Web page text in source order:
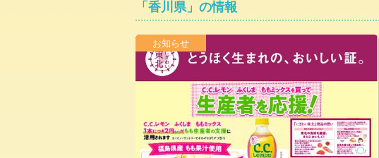
「香川県」の情報
お知らせ